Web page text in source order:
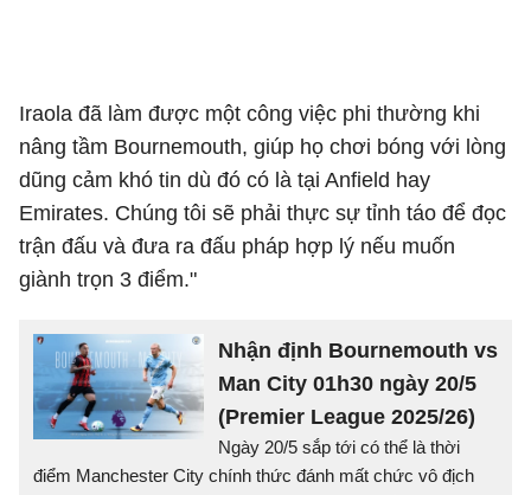
Iraola đã làm được một công việc phi thường khi
nâng tầm Bournemouth, giúp họ chơi bóng với lòng
dũng cảm khó tin dù đó có là tại Anfield hay
Emirates. Chúng tôi sẽ phải thực sự tỉnh táo để đọc
trận đấu và đưa ra đấu pháp hợp lý nếu muốn
giành trọn 3 điểm."
Nhận định Bournemouth vs
Man City 01h30 ngày 20/5
(Premier League 2025/26)
Ngày 20/5 sắp tới có thể là thời
điểm Manchester City chính thức đánh mất chức vô địch